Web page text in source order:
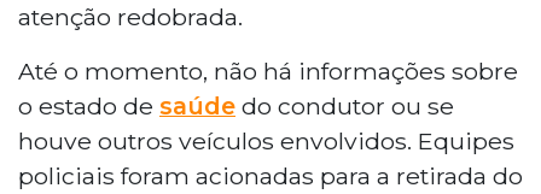
atenção redobrada.
Até o momento, não há informações sobre
o estado de saúde do condutor ou se
houve outros veículos envolvidos. Equipes
policiais foram acionadas para a retirada do